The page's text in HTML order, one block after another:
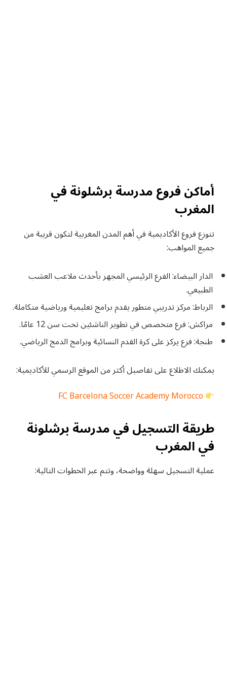
أماكن فروع مدرسة برشلونة في
المغرب
تتوزع فروع الأكاديمية في أهم المدن المغربية لتكون قريبة من
جميع المواهب:
الدار البيضاء: الفرع الرئيسي المجهز بأحدث ملاعب العشب
الطبيعي.
الرباط: مركز تدريبي متطور يقدم برامج تعليمية ورياضية متكاملة.
مراكش: فرع متخصص في تطوير الناشئين تحت سن 12 عامًا.
طنجة: فرع يركز على كرة القدم النسائية وبرامج الدمج الرياضي.
يمكنك الاطلاع على تفاصيل أكثر من الموقع الرسمي للأكاديمية:
FC Barcelona Soccer Academy Morocco
طريقة التسجيل في مدرسة برشلونة
في المغرب
عملية التسجيل سهلة وواضحة، وتتم عبر الخطوات التالية: